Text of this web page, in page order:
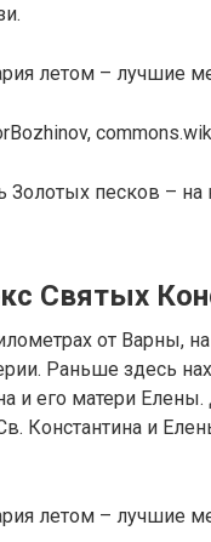
Золотых песков – на
Святых
от Варны,
Раньше здесь
и его матери
Константина и